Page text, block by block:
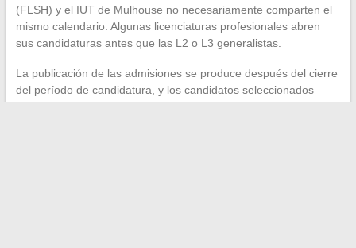
(FLSH) y el IUT de Mulhouse no necesariamente comparten el
mismo calendario. Algunas licenciaturas profesionales abren
sus candidaturas antes que las L2 o L3 generalistas.
La publicación de las admisiones se produce después del cierre
del período de candidatura, y los candidatos seleccionados